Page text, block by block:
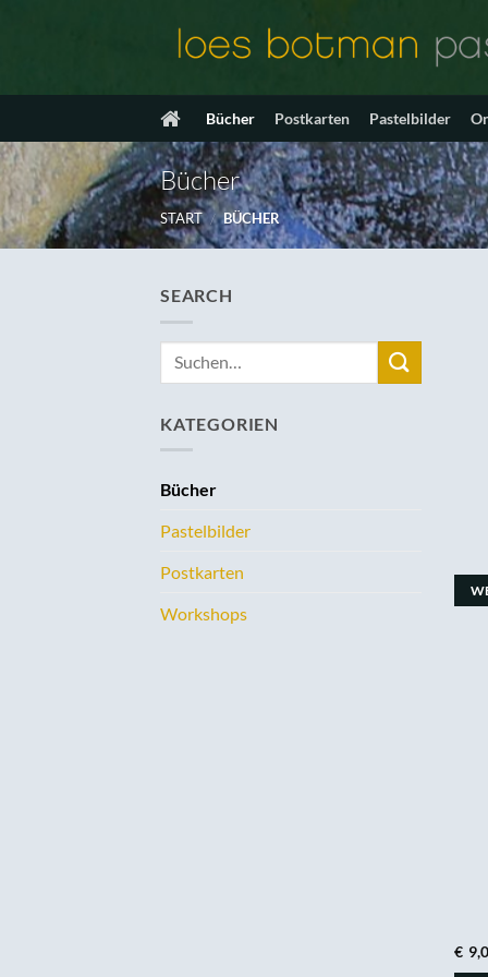
Bücher Postkarten Pastelbilder
Bücher
START / BÜCHER
SEARCH
Suchen
KATEGORIEN
Bücher
Pastelbilder
Postkarten
Workshops
€